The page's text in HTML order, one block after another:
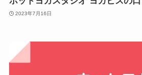
2023年7月16日